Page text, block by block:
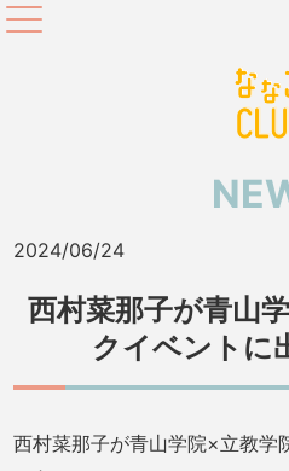
2024/06/24
西村菜那子が青山
クイベントに
西村菜那子が青山学院×立教